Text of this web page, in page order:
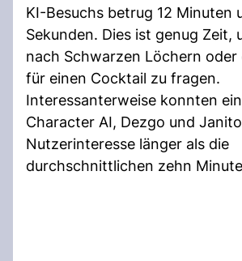
KI-Besuchs betrug 12 Minuten
Sekunden. Dies ist genug Zeit,
nach Schwarzen Löchern oder
für einen Cocktail zu fragen.
Interessanterweise konnten
Character AI, Dezgo und
Nutzerinteresse länger als die
durchschnittlichen zehn